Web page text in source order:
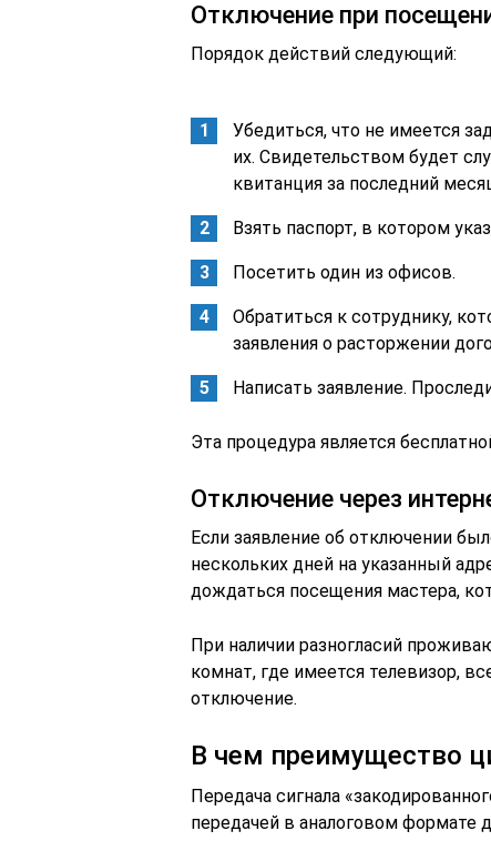
Отключение при
Порядок действий следующий:
Убедиться, что не имеется
их. Свидетельством будет
квитанция за последний
Взять паспорт, в котором
Посетить один из офисов.
Обратиться к сотруднику,
заявления о расторжении
Написать заявление.
Эта процедура является
Отключение через
Если заявление об отключении
нескольких дней на указанный
дождаться посещения мастера,
При наличии разногласий
комнат, где имеется телевизор,
отключение.
В чем преимущество
Передача сигнала
передачей в аналоговом формате